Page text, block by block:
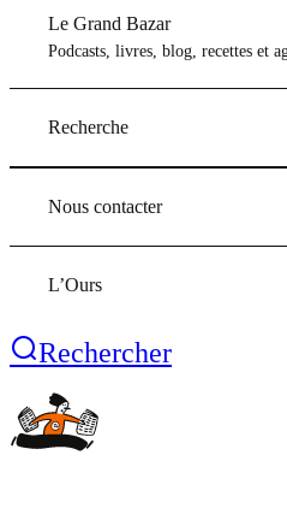
Le Grand Bazar
Podcasts, livres, blog, recettes et
Recherche
Nous contacter
L’Ours
Rechercher